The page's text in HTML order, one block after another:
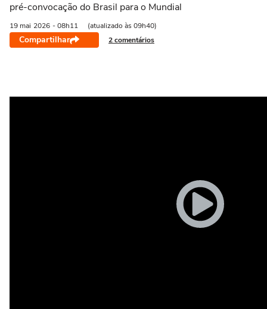
pré-convocação do Brasil para o Mundial
19 mai 2026 - 08h11 (atualizado às 09h40)
Compartilhar 2 comentários